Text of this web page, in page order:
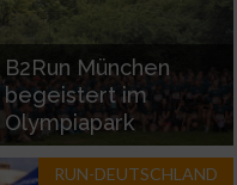
B2Run München
begeistert im
Olympiapark
RUN-DEUTSCHLAND